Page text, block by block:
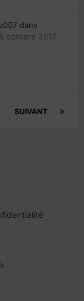
dans
octobre 2017
SUIVANT